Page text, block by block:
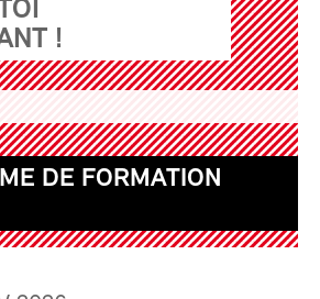
!
DE FORMATION